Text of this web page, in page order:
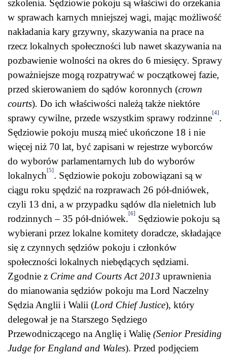
szkolenia. Sędziowie pokoju są właściwi do orzekania
w sprawach karnych mniejszej wagi, mając możliwość
nakładania kary grzywny, skazywania na prace na
rzecz lokalnych społeczności lub nawet skazywania na
pozbawienie wolności na okres do 6 miesięcy. Sprawy
poważniejsze mogą rozpatrywać w początkowej fazie,
przed skierowaniem do sądów koronnych (crown
courts). Do ich właściwości należą także niektóre
sprawy cywilne, przede wszystkim sprawy rodzinne[4].
Sędziowie pokoju muszą mieć ukończone 18 i nie
więcej niż 70 lat, być zapisani w rejestrze wyborców
do wyborów parlamentarnych lub do wyborów
lokalnych[5]. Sędziowie pokoju zobowiązani są w
ciągu roku spędzić na rozprawach 26 pół-dniówek,
czyli 13 dni, a w przypadku sądów dla nieletnich lub
rodzinnych – 35 pół-dniówek.[6] Sędziowie pokoju są
wybierani przez lokalne komitety doradcze, składające
się z czynnych sędziów pokoju i członków
społeczności lokalnych niebędących sędziami.
Zgodnie z Crime and Courts Act 2013 uprawnienia
do mianowania sędziów pokoju ma Lord Naczelny
Sędzia Anglii i Walii (Lord Chief Justice), który
delegował je na Starszego Sędziego
Przewodniczącego na Anglię i Walię (Senior Presiding
Judge for England and Wales). Przed podjęciem